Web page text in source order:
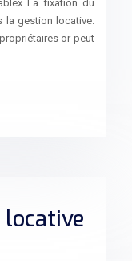
La fixation du
la gestion locative.
or peut